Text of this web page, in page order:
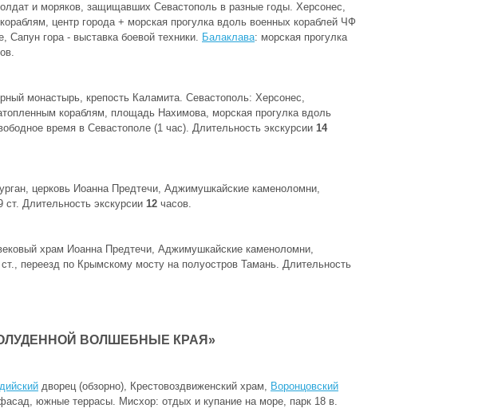
и моряков, защищавших Севастополь в разные годы. Херсонес,
центр города + морская прогулка вдоль военных кораблей ЧФ
гора - выставка боевой техники. Балаклава: морская прогулка
монастырь, крепость Каламита. Севастополь: Херсонес,
кораблям, площадь Нахимова, морская прогулка вдоль
время в Севастополе (1 час). Длительность экскурсии 14
церковь Иоанна Предтечи, Аджимушкайские каменоломни,
Длительность экскурсии 12 часов.
храм Иоанна Предтечи, Аджимушкайские каменоломни,
переезд по Крымскому мосту на полуостров Тамань. Длительность
ВОЛШЕБНЫЕ КРАЯ»
дворец (обзорно), Крестовоздвиженский храм, Воронцовский
южные террасы. Мисхор: отдых и купание на море, парк 18 в.